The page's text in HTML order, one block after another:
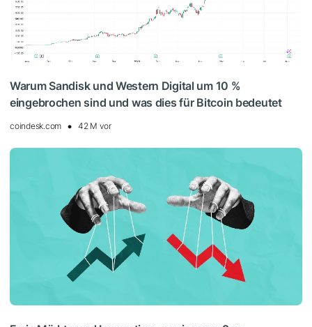
Warum Sandisk und Western Digital um 10 %
eingebrochen sind und was dies für Bitcoin bedeutet
coindesk.com 42 M vor